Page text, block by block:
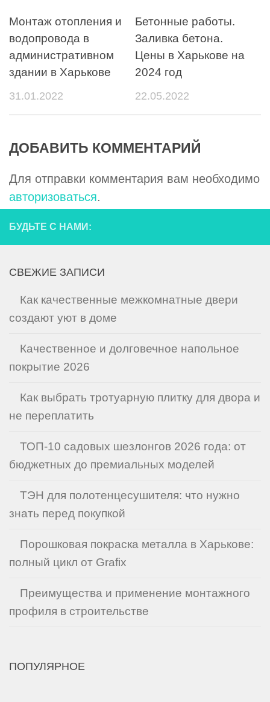
Монтаж отопления и
водопровода в
административном
здании в Харькове
31.01.2022
Бетонные работы.
Заливка бетона.
Цены в Харькове на
2024 год
22.05.2022
ДОБАВИТЬ КОММЕНТАРИЙ
Для отправки комментария вам необходимо
авторизоваться.
БУДЬТЕ С НАМИ:
СВЕЖИЕ ЗАПИСИ
Как качественные межкомнатные двери
создают уют в доме
Качественное и долговечное напольное
покрытие 2026
Как выбрать тротуарную плитку для двора и
не переплатить
ТОП-10 садовых шезлонгов 2026 года: от
бюджетных до премиальных моделей
ТЭН для полотенцесушителя: что нужно
знать перед покупкой
Порошковая покраска металла в Харькове:
полный цикл от Grafix
Преимущества и применение монтажного
профиля в строительстве
ПОПУЛЯРНОЕ